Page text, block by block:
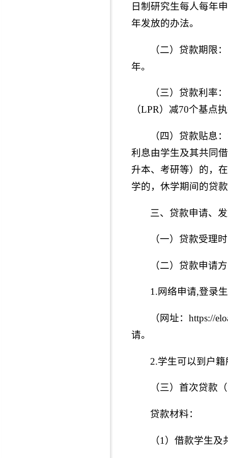
日制研究生每人每年
年发放的办法。
（二）贷款期限
年。
（三）贷款利率
（LPR）减70个基点
（四）贷款贴息
利息由学生及其共同
升本、考研等）的，
学的，休学期间的贷
三、贷款申请、
（一）贷款受理
（二）贷款申请
1.网络申请,登录
（网址：https://
请。
2.学生可以到户
（三）首次贷款
贷款材料：
（1）借款学生